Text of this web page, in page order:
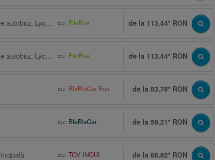
Pau, Staţie de autobuz, Lycée St John Perse cu: FlixBus de la 113,44* RON
Pau, Staţie de autobuz, Lycée St John Perse cu: FlixBus de la 113,44* RON
cu: BlaBlaCar Bus de la 83,78* RON
cu: BlaBlaCar de la 59,21* RON
cu: TGV INOUI de la 88,82* RON